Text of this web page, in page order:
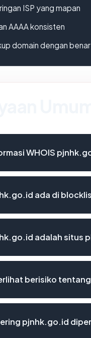
ISP yang mapan
AAAA konsisten
domain dengan benar
WHOIS
ada di
adalah situs
berisiko
pjnhk.go.id